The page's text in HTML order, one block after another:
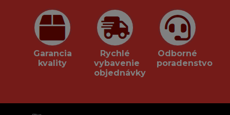
Garancia
kvality
Rychlé
vybavenie
objednávky
Odborné
poradenstvo